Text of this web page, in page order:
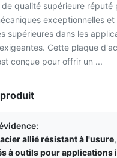
de qualité supérieure réputé
exceptionnelles et
supérieures dans les
Cette plaque
conçue pour offrir un ...
allié résistant à l'usure,
à outils pour applications